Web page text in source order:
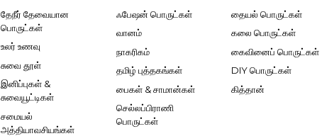
தேநீர் தேவையான
பொருட்கள்
உலர் உணவு
சுவை தூள்
இனிப்புகள் &
சுவையூட்டிகள்
சமையல்
அத்தியாவசியங்கள்
ஃபேஷன் பொருட்கள்
வானம்
நாகரிகம்
தமிழ் புத்தகங்கள்
பைகள் & சாமான்கள்
செல்லப்பிராணி
பொருட்கள்
தையல் பொருட்கள்
கலை பொருட்கள்
கைவினைப் பொருட்கள்
DIY பொருட்கள்
கித்தான்